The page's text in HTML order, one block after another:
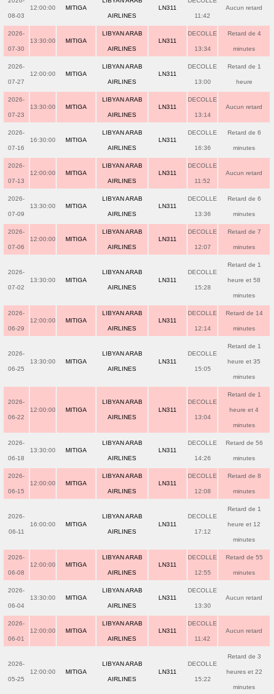
08-03
12:00:00 MITIGA
AIRLINES
LN311
11:42
Aucun retard
2026-
07-30
13:30:00 MITIGA
LIBYAN ARAB
AIRLINES
LN311
DECOLLE
13:34
Retard de 4
minutes
2026-
07-27
12:00:00 MITIGA
LIBYAN ARAB
AIRLINES
LN311
DECOLLE
13:00
Retard de 1
heure
2026-
07-23
13:30:00 MITIGA
LIBYAN ARAB
AIRLINES
LN311
DECOLLE
13:14
Aucun retard
2026-
07-16
16:30:00 MITIGA
LIBYAN ARAB
AIRLINES
LN311
DECOLLE
16:36
Retard de 6
minutes
2026-
07-13
12:00:00 MITIGA
LIBYAN ARAB
AIRLINES
LN311
DECOLLE
11:52
Aucun retard
2026-
07-09
13:30:00 MITIGA
LIBYAN ARAB
AIRLINES
LN311
DECOLLE
13:36
Retard de 6
minutes
2026-
07-06
12:00:00 MITIGA
LIBYAN ARAB
AIRLINES
LN311
DECOLLE
12:07
Retard de 7
minutes
2026-
07-02
13:30:00 MITIGA
LIBYAN ARAB
AIRLINES
LN311
DECOLLE
15:28
Retard de 1
heure et 58
minutes
2026-
06-29
12:00:00 MITIGA
LIBYAN ARAB
AIRLINES
LN311
DECOLLE
12:14
Retard de 14
minutes
2026-
06-25
13:30:00 MITIGA
LIBYAN ARAB
AIRLINES
LN311
DECOLLE
15:05
Retard de 1
heure et 35
minutes
2026-
06-22
12:00:00 MITIGA
LIBYAN ARAB
AIRLINES
LN311
DECOLLE
13:04
Retard de 1
heure et 4
minutes
2026-
06-18
13:30:00 MITIGA
LIBYAN ARAB
AIRLINES
LN311
DECOLLE
14:26
Retard de 56
minutes
2026-
06-15
12:00:00 MITIGA
LIBYAN ARAB
AIRLINES
LN311
DECOLLE
12:08
Retard de 8
minutes
2026-
06-11
16:00:00 MITIGA
LIBYAN ARAB
AIRLINES
LN311
DECOLLE
17:12
Retard de 1
heure et 12
minutes
2026-
06-08
12:00:00 MITIGA
LIBYAN ARAB
AIRLINES
LN311
DECOLLE
12:55
Retard de 55
minutes
2026-
06-04
13:30:00 MITIGA
LIBYAN ARAB
AIRLINES
LN311
DECOLLE
13:30
Aucun retard
2026-
06-01
12:00:00 MITIGA
LIBYAN ARAB
AIRLINES
LN311
DECOLLE
11:42
Aucun retard
2026-
05-25
12:00:00 MITIGA
LIBYAN ARAB
AIRLINES
LN311
DECOLLE
15:22
Retard de 3
heures et 22
minutes